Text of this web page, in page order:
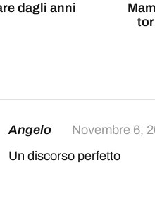
dagli anni
Angelo
Novembre 6,
Un discorso perfetto